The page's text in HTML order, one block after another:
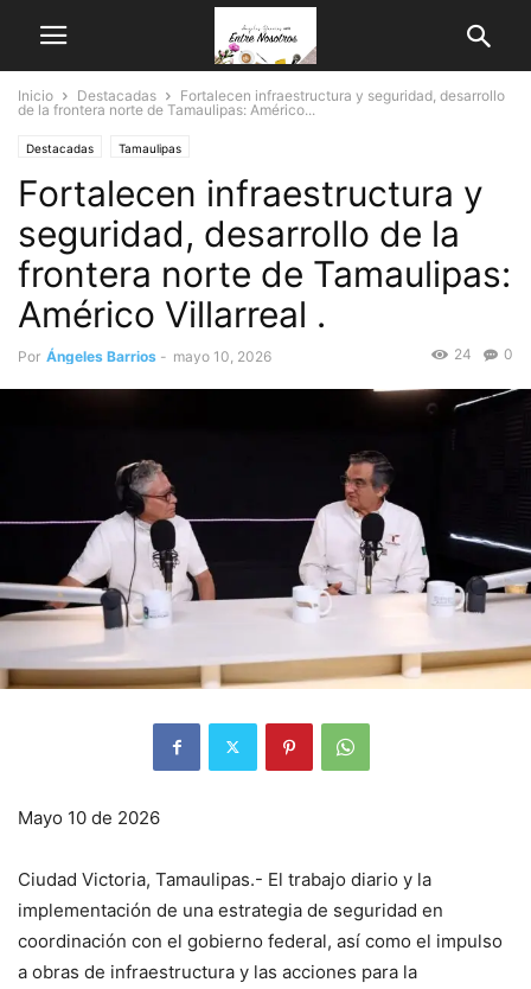
Inicio Destacadas
Fortalecen infraestructura y seguridad, desarrollo
de la frontera norte de Tamaulipas: Américo...
Destacadas Tamaulipas
Fortalecen infraestructura y
seguridad, desarrollo de la
frontera norte de Tamaulipas:
Américo Villarreal .
Por Ángeles Barrios - mayo 10, 2026 0
24
Mayo 10 de 2026
Ciudad Victoria, Tamaulipas.- El trabajo diario y la
implementación de una estrategia de seguridad en
coordinación con el gobierno federal, así como el impulso
a obras de infraestructura y las acciones para la